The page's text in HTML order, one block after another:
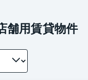
舗用賃貸物件
1 / 0